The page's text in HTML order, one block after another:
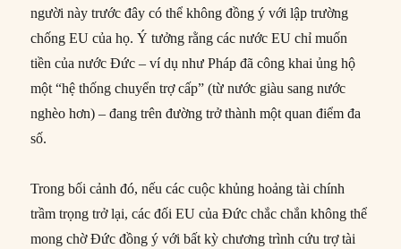
người này trước đây có thể không đồng ý với lập trường
chống EU của họ. Ý tưởng rằng các nước EU chỉ muốn
tiền của nước Đức – ví dụ như Pháp đã công khai ủng hộ
một “hệ thống chuyển trợ cấp” (từ nước giàu sang nước
nghèo hơn) – đang trên đường trở thành một quan điểm đa
số.
Trong bối cảnh đó, nếu các cuộc khủng hoảng tài chính
trầm trọng trở lại, các đối EU của Đức chắc chắn không thể
mong chờ Đức đồng ý với bất kỳ chương trình cứu trợ tài